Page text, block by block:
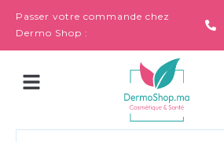
Passer votre commande chez
Dermo Shop :